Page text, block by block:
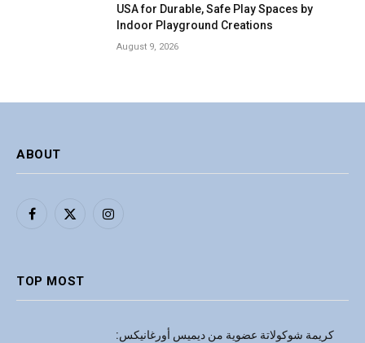
USA for Durable, Safe Play Spaces by
Indoor Playground Creations
August 9, 2026
ABOUT
Facebook
X
Instagram
TOP MOST
كريمة شوكولاتة عضوية من ديميس أورغانيكس: